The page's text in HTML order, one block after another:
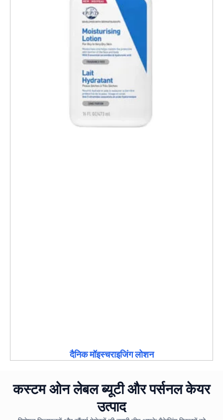
दैनिक मॉइस्चराइजिंग लोशन
कस्टम ओन लेबल ब्यूटी और पर्सनल केयर
उत्पाद